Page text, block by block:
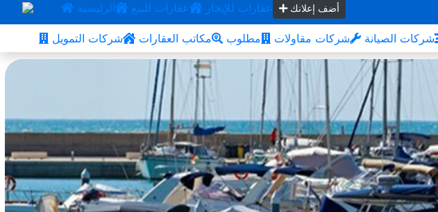
الرئيسية عقارات للبيع عقارات للإيجار أضف إعلانك
شركات التمويل مكاتب العقارات مطلوب شركات مقاولات شركات الصيانة